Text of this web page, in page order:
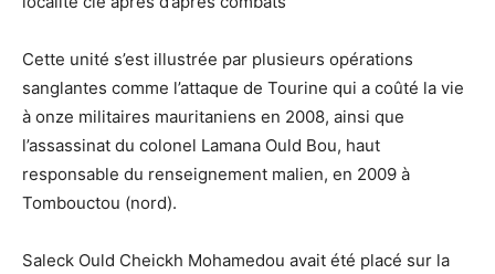
Cette unité s’est illustrée par plusieurs opérations
sanglantes comme l’attaque de Tourine qui a coûté la vie
à onze militaires mauritaniens en 2008, ainsi que
l’assassinat du colonel Lamana Ould Bou, haut
responsable du renseignement malien, en 2009 à
Tombouctou (nord).
Saleck Ould Cheickh Mohamedou avait été placé sur la